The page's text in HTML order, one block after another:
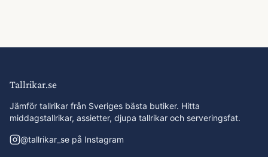
Tallrikar.se
Jämför tallrikar från Sveriges bästa butiker. Hitta
middagstallrikar, assietter, djupa tallrikar och serveringsfat.
@tallrikar_se på Instagram